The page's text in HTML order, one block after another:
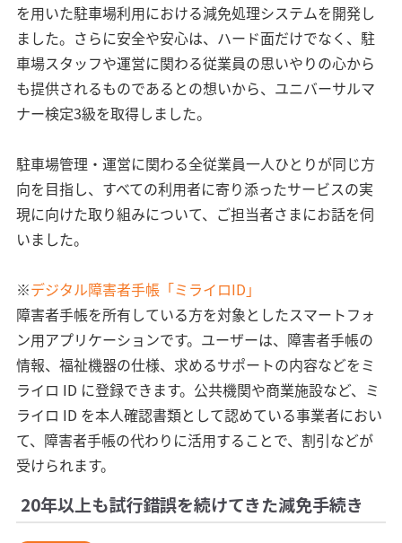
を用いた駐車場利用における減免処理システムを開発し
ました。さらに安全や安心は、ハード面だけでなく、駐
車場スタッフや運営に関わる従業員の思いやりの心から
も提供されるものであるとの想いから、ユニバーサルマ
ナー検定3級を取得しました。
駐車場管理・運営に関わる全従業員一人ひとりが同じ方
向を目指し、すべての利用者に寄り添ったサービスの実
現に向けた取り組みについて、ご担当者さまにお話を伺
いました。
※デジタル障害者手帳「ミライロID」
障害者手帳を所有している方を対象としたスマートフォ
ン用アプリケーションです。ユーザーは、障害者手帳の
情報、福祉機器の仕様、求めるサポートの内容などをミ
ライロ ID に登録できます。公共機関や商業施設など、ミ
ライロ ID を本人確認書類として認めている事業者におい
て、障害者手帳の代わりに活用することで、割引などが
受けられます。
20年以上も試行錯誤を続けてきた減免手続き